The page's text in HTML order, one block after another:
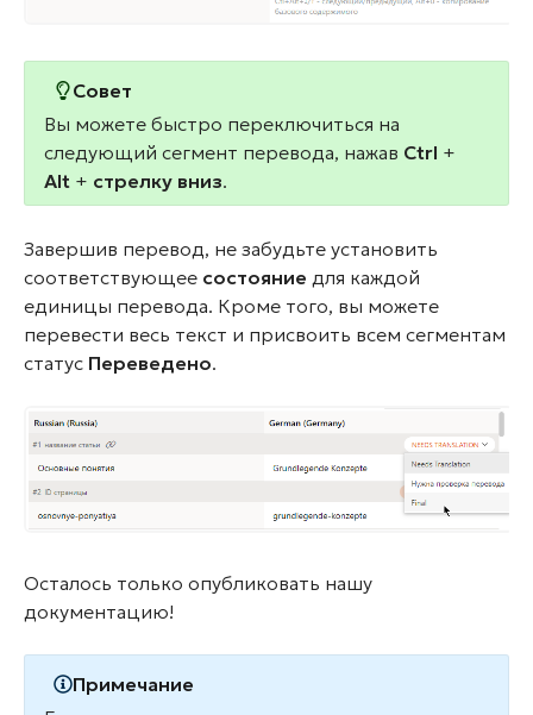
Совет
Вы можете быстро переключиться на
следующий сегмент перевода, нажав Ctrl +
Alt + стрелку вниз.
Завершив перевод, не забудьте установить
соответствующее состояние для каждой
единицы перевода. Кроме того, вы можете
перевести весь текст и присвоить всем сегментам
статус Переведено.
Осталось только опубликовать нашу
документацию!
Примечание